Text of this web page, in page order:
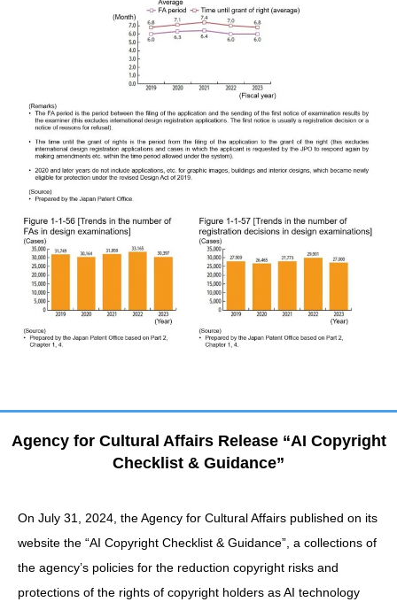
Agency for Cultural Affairs Release “AI Copyright
Checklist & Guidance”
On July 31, 2024, the Agency for Cultural Affairs published on its
website the “AI Copyright Checklist & Guidance”, a collections of
the agency’s policies for the reduction copyright risks and
protections of the rights of copyright holders as AI technology